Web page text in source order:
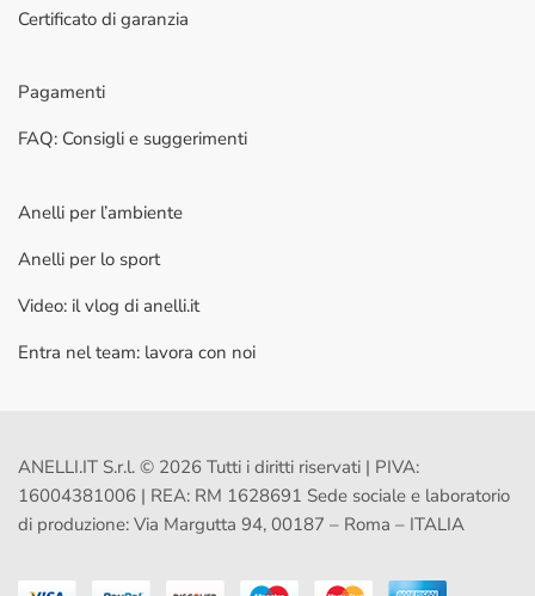
Certificato di garanzia
Pagamenti
FAQ: Consigli e suggerimenti
Anelli per l’ambiente
Anelli per lo sport
Video: il vlog di anelli.it
Entra nel team: lavora con noi
ANELLI.IT S.r.l. © 2026 Tutti i diritti riservati | PIVA:
16004381006 | REA: RM 1628691 Sede sociale e laboratorio
di produzione: Via Margutta 94, 00187 – Roma – ITALIA